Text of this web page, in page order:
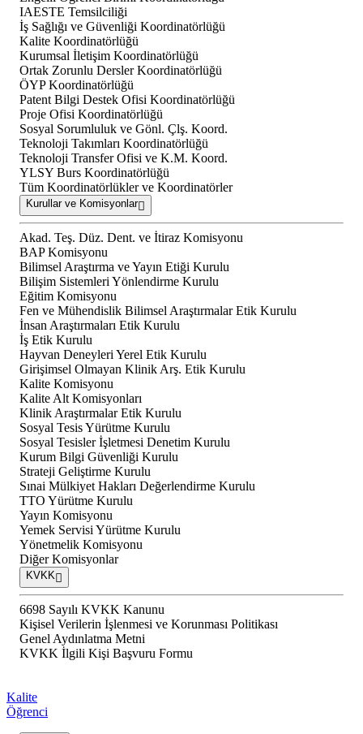
IAESTE Temsilciliği
İş Sağlığı ve Güvenliği Koordinatörlüğü
Kalite Koordinatörlüğü
Kurumsal İletişim Koordinatörlüğü
Ortak Zorunlu Dersler Koordinatörlüğü
ÖYP Koordinatörlüğü
Patent Bilgi Destek Ofisi Koordinatörlüğü
Proje Ofisi Koordinatörlüğü
Sosyal Sorumluluk ve Gönl. Çlş. Koord.
Teknoloji Takımları Koordinatörlüğü
Teknoloji Transfer Ofisi ve K.M. Koord.
YLSY Burs Koordinatörlüğü
Tüm Koordinatörlükler ve Koordinatörler
Kurullar ve Komisyonlar
Akad. Teş. Düz. Dent. ve İtiraz Komisyonu
BAP Komisyonu
Bilimsel Araştırma ve Yayın Etiği Kurulu
Bilişim Sistemleri Yönlendirme Kurulu
Eğitim Komisyonu
Fen ve Mühendislik Bilimsel Araştırmalar Etik Kurulu
İnsan Araştırmaları Etik Kurulu
İş Etik Kurulu
Hayvan Deneyleri Yerel Etik Kurulu
Girişimsel Olmayan Klinik Arş. Etik Kurulu
Kalite Komisyonu
Kalite Alt Komisyonları
Klinik Araştırmalar Etik Kurulu
Sosyal Tesis Yürütme Kurulu
Sosyal Tesisler İşletmesi Denetim Kurulu
Kurum Bilgi Güvenliği Kurulu
Strateji Geliştirme Kurulu
Sınai Mülkiyet Hakları Değerlendirme Kurulu
TTO Yürütme Kurulu
Yayın Komisyonu
Yemek Servisi Yürütme Kurulu
Yönetmelik Komisyonu
Diğer Komisyonlar
KVKK
6698 Sayılı KVKK Kanunu
Kişisel Verilerin İşlenmesi ve Korunması Politikası
Genel Aydınlatma Metni
KVKK İlgili Kişi Başvuru Formu
Kalite
Öğrenci